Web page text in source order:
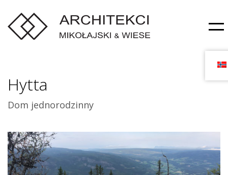
Hytta
Dom jednorodzinny